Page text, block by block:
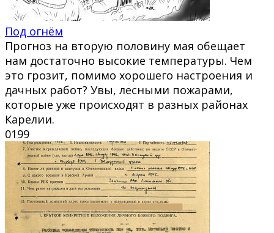
Под огнём
Прогноз на вторую половину мая обещает
нам достаточно высокие температуры. Чем
это грозит, помимо хорошего настроения и
дачных работ? Увы, лесными пожарами,
которые уже происходят в разных районах
Карелии.
0199